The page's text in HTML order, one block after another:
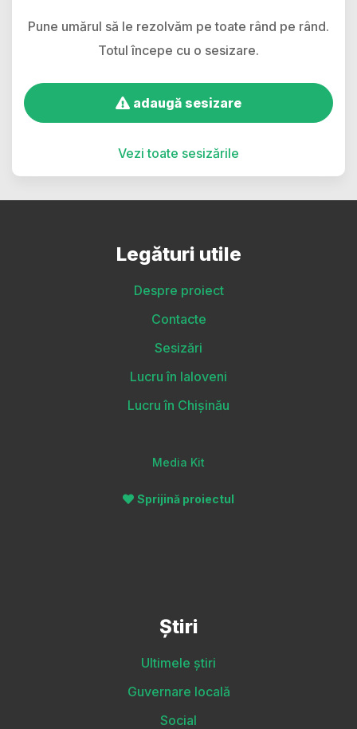
Pune umărul să le rezolvăm pe toate rând pe rând.
Totul începe cu o sesizare.
adaugă sesizare
Vezi toate sesizările
Legături utile
Despre proiect
Contacte
Sesizări
Lucru în Ialoveni
Lucru în Chișinău
Media Kit
Sprijină proiectul
Știri
Ultimele știri
Guvernare locală
Social